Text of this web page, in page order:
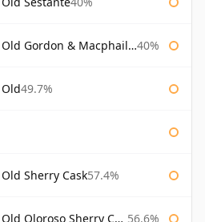
& Macphail Connoisseurs Choice 40%
49.7%
Sherry Cask57.4%
Oloroso Sherry Cask 56.6%